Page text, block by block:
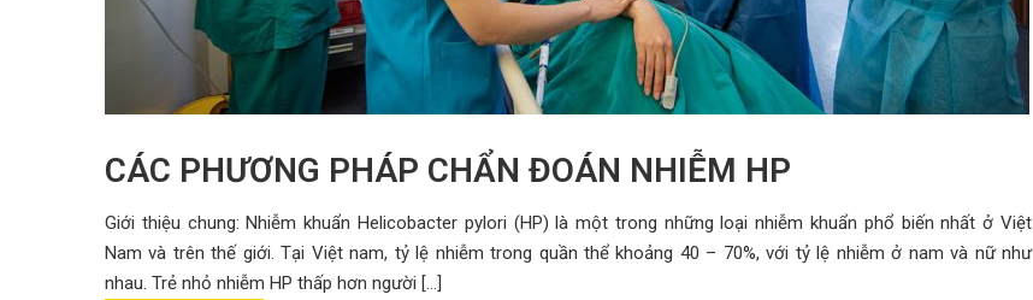
CÁC PHƯƠNG PHÁP CHẨN ĐOÁN NHIỄM HP
Giới thiệu chung: Nhiễm khuẩn Helicobacter pylori (HP) là một trong những loại nhiễm khuẩn phổ biến nhất ở Việt
Nam và trên thế giới. Tại Việt nam, tỷ lệ nhiễm trong quần thể khoảng 40 – 70%, với tỷ lệ nhiễm ở nam và nữ như
nhau. Trẻ nhỏ nhiễm HP thấp hơn người […]